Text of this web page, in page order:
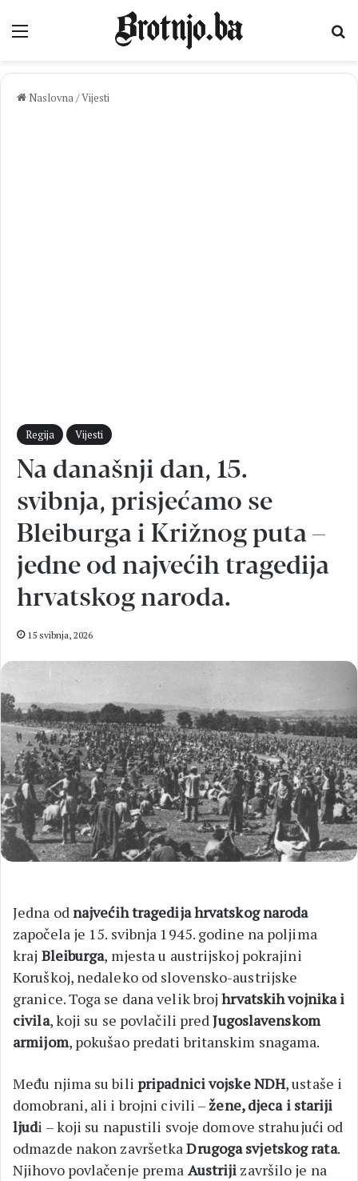
Izbornik
Naslovna/Vijesti
Regija Vijesti
Na današnji dan, 15.
svibnja, prisjećamo se
Bleiburga i Križnog puta –
jedne od najvećih tragedija
hrvatskog naroda.
15 svibnja, 2026
Jedna odnajvećih tragedija hrvatskog naroda
započela je 15. svibnja 1945. godine na poljima
kraj Bleiburga, mjesta u austrijskoj pokrajini
Koruškoj, nedaleko od slovensko-austrijske
granice. Toga se dana velik brojhrvatskih vojnika i
civila, koji su se povlačili predJugoslavenskom
armijom, pokušao predati britanskim snagama.
Među njima su bili pripadnici vojske NDH, ustaše i
domobrani, ali i brojni civili –žene, djeca i stariji
ljudi – koji su napustili svoje domove strahujući od
odmazde nakon završetkaDrugoga svjetskog rata.
Njihovo povlačenje prema Austriji završilo je na